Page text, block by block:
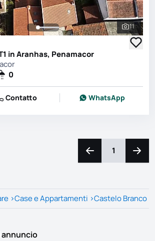
Vedi
11
in Aranhas, Penamacor
0
Contatto WhatsApp
Naviga a sinistra
1
>Case e Appartamenti >Castelo Branco